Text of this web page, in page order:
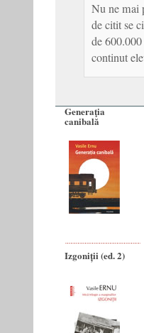
Nu ne mai
de citit se
de
continut
Generaţia
canibală
Izgoniții (ed. 2)